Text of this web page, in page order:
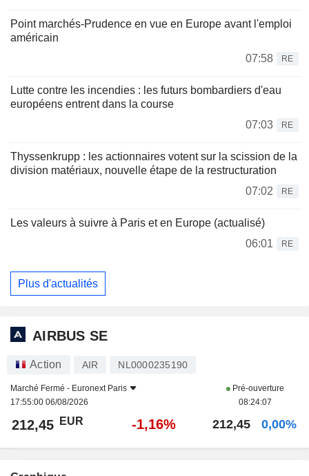
Point marchés-Prudence en vue en Europe avant l'emploi
américain
07:58
RE
Lutte contre les incendies : les futurs bombardiers d'eau
européens entrent dans la course
07:03
RE
Thyssenkrupp : les actionnaires votent sur la scission de la
division matériaux, nouvelle étape de la restructuration
07:02
RE
Les valeurs à suivre à Paris et en Europe (actualisé)
06:01
RE
Plus d'actualités
AIRBUS SE
Action AIR NL0000235190
Marché Fermé - Euronext Paris
17:55:00 06/08/2026
Pré-ouverture
08:24:07
212,45 EUR -1,16% 212,45 0,00%